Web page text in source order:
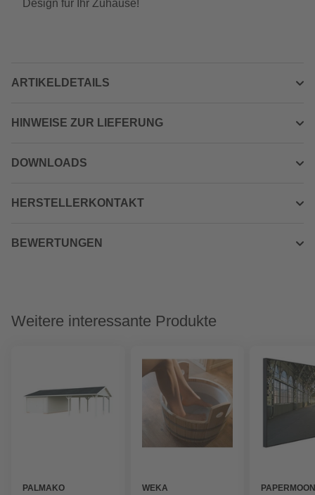
Design für Ihr Zuhause!
ARTIKELDETAILS
HINWEISE ZUR LIEFERUNG
DOWNLOADS
HERSTELLERKONTAKT
BEWERTUNGEN
Weitere interessante Produkte
PALMAKO
WEKA